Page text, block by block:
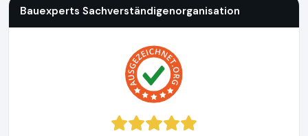
Bauexperts Sachverständigenorganisation